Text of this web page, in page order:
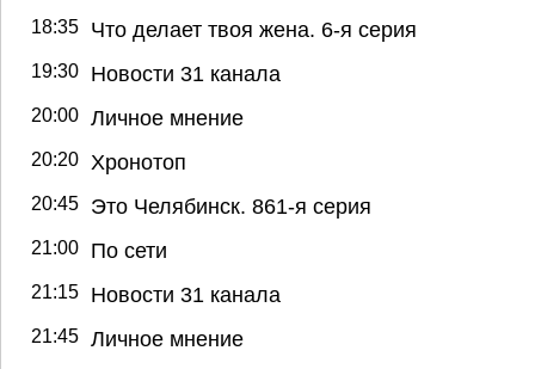
18:35 Что делает твоя жена. 6-я серия
19:30 Новости 31 канала
20:00 Личное мнение
20:20 Хронотоп
20:45 Это Челябинск. 861-я серия
21:00 По сети
21:15 Новости 31 канала
21:45 Личное мнение